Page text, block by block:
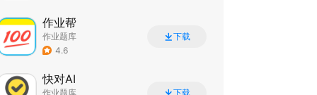
作业帮
作业题库
4.6
下载
快对AI
作业题库 下载